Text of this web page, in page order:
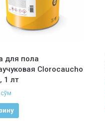
для пола
Clorocaucho
1 лт
сўм